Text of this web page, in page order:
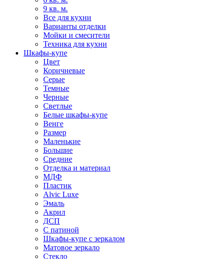
9 кв. м.
Все для кухни
Варианты отделки
Мойки и смесители
Техника для кухни
Шкафы-купе
Цвет
Коричневые
Серые
Темные
Черные
Светлые
Белые шкафы-купе
Венге
Размер
Маленькие
Большие
Средние
Отделка и материал
МДФ
Пластик
Alvic Luxe
Эмаль
Акрил
ДСП
С патиной
Шкафы-купе с зеркалом
Матовое зеркало
Стекло